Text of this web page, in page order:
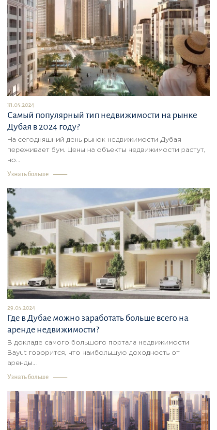
31.05.2024
Самый популярный тип недвижимости на рынке
Дубая в 2024 году?
На сегодняшний день рынок недвижимости Дубая
переживает бум. Цены на объекты недвижимости растут,
но...
Узнать больше
29.05.2024
Где в Дубае можно заработать больше всего на
аренде недвижимости?
В докладе самого большого портала недвижимости
Bayut говорится, что наибольшую доходность от
аренды...
Узнать больше